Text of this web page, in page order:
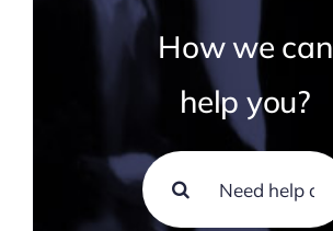
How we can
help you?
Search
for: